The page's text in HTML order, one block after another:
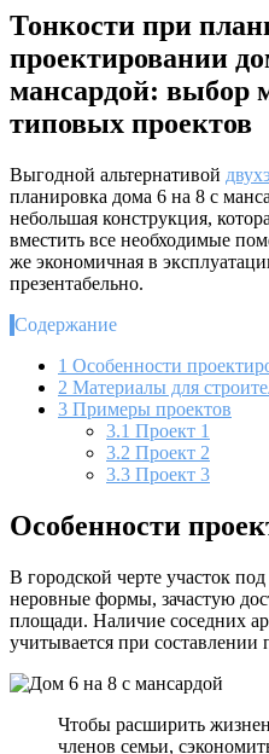
Тонкости при
проектировании
мансардой: выбор
типовых проектов
Выгодной альтернативой
планировка дома 6 на 8 с
небольшая конструкция,
вместить все необходимые
же экономичная в
презентабельно.
Содержание
1 Особенности
2 Материалы для
3 Примеры проектов
3.1 Проект 1
3.2 Проект 2
3.3 Проект 3
Особенности
В городской черте участок
неровные формы, зачастую
площади. Наличие соседних
учитывается при составлении
Чтобы расширить
членов семьи,